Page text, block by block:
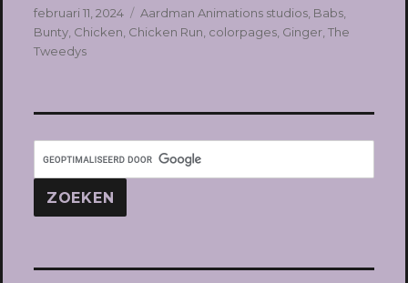
Geplaatst
op
februari 11, 2024 Tags
Aardman Animations studios, Babs,
Bunty, Chicken Chicken Run colorpages, Ginger, The
Tweedys